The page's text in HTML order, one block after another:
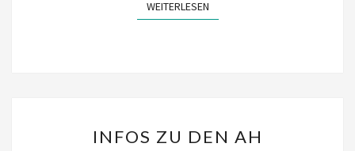
WEITERLESENWEITERLESEN
ZU
INFOS ZU DEN AH